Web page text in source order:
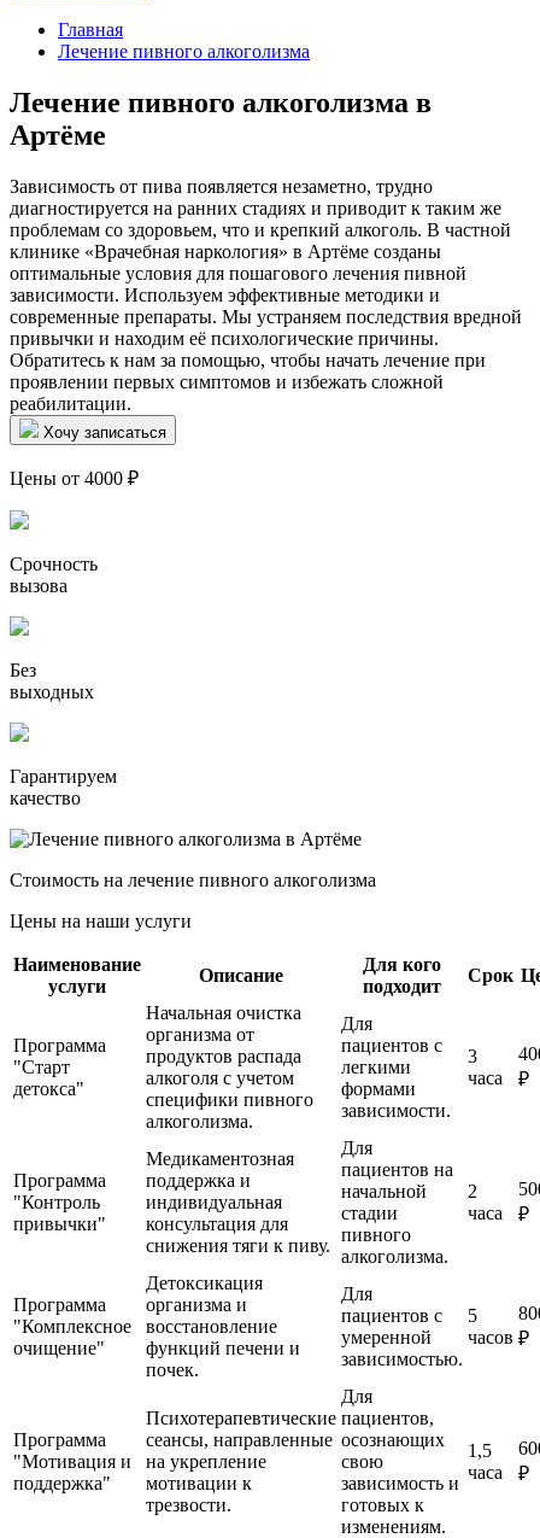
Главная
Лечение пивного алкоголизма
Лечение пивного алкоголизма в
Артёме
Зависимость от пива появляется незаметно, трудно
диагностируется на ранних стадиях и приводит к таким же
проблемам со здоровьем, что и крепкий алкоголь. В частной
клинике «Врачебная наркология» в Артёме созданы
оптимальные условия для пошагового лечения пивной
зависимости. Используем эффективные методики и
современные препараты. Мы устраняем последствия вредной
привычки и находим её психологические причины.
Обратитесь к нам за помощью, чтобы начать лечение при
проявлении первых симптомов и избежать сложной
реабилитации.
Хочу записаться
Цены от 4000 ₽
Срочность
вызова
Без
выходных
Гарантируем
качество
Стоимость на лечение пивного алкоголизма
Цены на наши услуги
Наименование
услуги
Описание
Для кого
подходит
Срок
Программа
"Старт
детокса"
Начальная очистка
организма от
продуктов распада
алкоголя с учетом
специфики пивного
алкоголизма.
Для
пациентов с
легкими
формами
зависимости.
3
часа
₽
Программа
"Контроль
привычки"
Медикаментозная
поддержка и
индивидуальная
консультация для
снижения тяги к пиву.
Для
пациентов на
начальной
стадии
пивного
алкоголизма.
2
часа
₽
Программа
"Комплексное
очищение"
Детоксикация
организма и
восстановление
функций печени и
почек.
Для
пациентов с
умеренной
зависимостью.
5
часов ₽
Программа
"Мотивация и
поддержка"
Психотерапевтические
сеансы, направленные
на укрепление
мотивации к
трезвости.
Для
пациентов,
осознающих
свою
зависимость и
готовых к
изменениям.
1,5
часа
₽